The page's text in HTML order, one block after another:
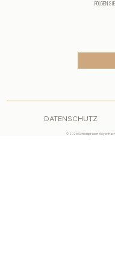
FOLGEN
DATENSCHUTZ
© 2026 Schlosspraxen Meyer